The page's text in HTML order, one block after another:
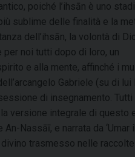
poiché l’ihsān è uno
sublime delle finalità e la
dell’ihsān, la volontà di
noi tutti dopo di loro, un
e alla mente, affinché i
Gabriele (su di lui
di insegnamento. Tutti
versione integrale di questo
Nassāī, e narrata da ‘Umar
trasmesso nelle